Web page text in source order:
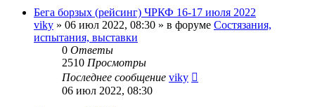
Бега борзых (рейсинг) ЧРКФ 16-17 июля 2022
viky » 06 июл 2022, 08:30 » в форуме Состязания,
испытания, выставки
0 Ответы
2510 Просмотры
Последнее сообщение viky
06 июл 2022, 08:30